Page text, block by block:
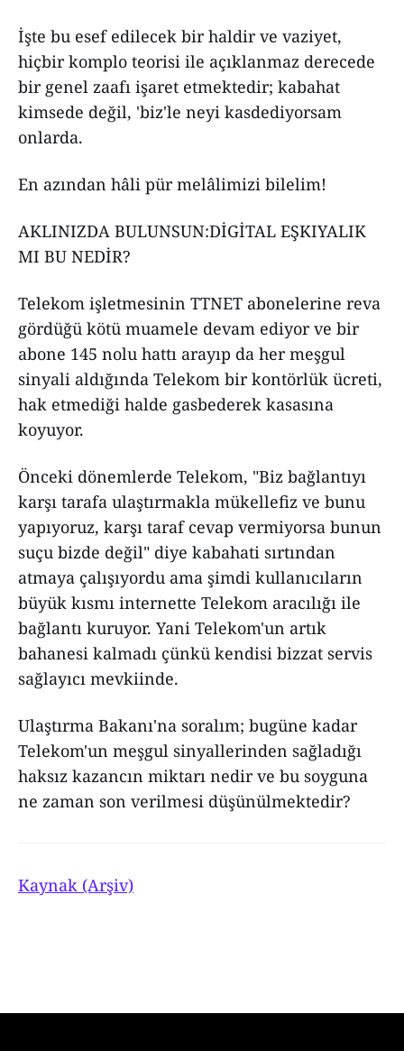
İşte bu esef edilecek bir haldir ve vaziyet,
hiçbir komplo teorisi ile açıklanmaz derecede
bir genel zaafı işaret etmektedir; kabahat
kimsede değil, 'biz'le neyi kasdediyorsam
onlarda.
En azından hâli pür melâlimizi bilelim!
AKLINIZDA BULUNSUN:DİGİTAL EŞKIYALIK
MI BU NEDİR?
Telekom işletmesinin TTNET abonelerine reva
gördüğü kötü muamele devam ediyor ve bir
abone 145 nolu hattı arayıp da her meşgul
sinyali aldığında Telekom bir kontörlük ücreti,
hak etmediği halde gasbederek kasasına
koyuyor.
Önceki dönemlerde Telekom, "Biz bağlantıyı
karşı tarafa ulaştırmakla mükellefiz ve bunu
yapıyoruz, karşı taraf cevap vermiyorsa bunun
suçu bizde değil" diye kabahati sırtından
atmaya çalışıyordu ama şimdi kullanıcıların
büyük kısmı internette Telekom aracılığı ile
bağlantı kuruyor. Yani Telekom'un artık
bahanesi kalmadı çünkü kendisi bizzat servis
sağlayıcı mevkiinde.
Ulaştırma Bakanı'na soralım; bugüne kadar
Telekom'un meşgul sinyallerinden sağladığı
haksız kazancın miktarı nedir ve bu soyguna
ne zaman son verilmesi düşünülmektedir?
Kaynak (Arşiv)